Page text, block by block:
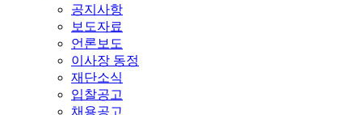
공지사항
보도자료
언론보도
이사장 동정
재단소식
입찰공고
채용공고